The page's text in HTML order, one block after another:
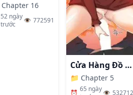
Chapter 16
52 ngày
trước
👁️ 772591
Cửa Hàng Đồ Chơi Người Lớn Ở Thế Giới Lạ
📁 Chapter 5
⏰ 65 ngày👁️ 532712